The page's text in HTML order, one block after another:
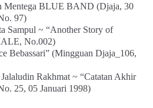
Mentega BLUE BAND (Djaja, 30
97)
Sampul ~ “Another Story of
No.002)
Bebassari” (Mingguan Djaja_106,
Rakhmat ~ “Catatan Akhir
25, 05 Januari 1998)